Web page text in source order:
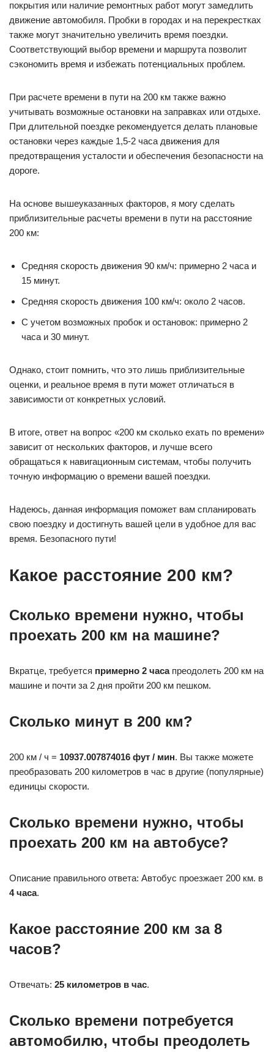
покрытия или наличие ремонтных работ могут замедлить
движение автомобиля. Пробки в городах и на перекрестках
также могут значительно увеличить время поездки.
Соответствующий выбор времени и маршрута позволит
сэкономить время и избежать потенциальных проблем.
При расчете времени в пути на 200 км также важно
учитывать возможные остановки на заправках или отдыхе.
При длительной поездке рекомендуется делать плановые
остановки через каждые 1,5-2 часа движения для
предотвращения усталости и обеспечения безопасности на
дороге.
На основе вышеуказанных факторов, я могу сделать
приблизительные расчеты времени в пути на расстояние
200 км:
Средняя скорость движения 90 км/ч: примерно 2 часа и
15 минут.
Средняя скорость движения 100 км/ч: около 2 часов.
С учетом возможных пробок и остановок: примерно 2
часа и 30 минут.
Однако, стоит помнить, что это лишь приблизительные
оценки, и реальное время в пути может отличаться в
зависимости от конкретных условий.
В итоге, ответ на вопрос «200 км сколько ехать по времени»
зависит от нескольких факторов, и лучше всего
обращаться к навигационным системам, чтобы получить
точную информацию о времени вашей поездки.
Надеюсь, данная информация поможет вам спланировать
свою поездку и достигнуть вашей цели в удобное для вас
время. Безопасного пути!
Какое расстояние 200 км?
Сколько времени нужно, чтобы
проехать 200 км на машине?
Вкратце, требуется примерно 2 часапреодолеть 200 км на
машине и почти за 2 дня пройти 200 км пешком.
Сколько минут в 200 км?
200 км / ч = 10937.007874016 фут / мин. Вы также можете
преобразовать 200 километров в час в другие (популярные)
единицы скорости.
Сколько времени нужно, чтобы
проехать 200 км на автобусе?
Описание правильного ответа: Автобус проезжает 200 км. в
4 часа.
Какое расстояние 200 км за 8
часов?
Отвечать: 25 километров в час.
Сколько времени потребуется
автомобилю, чтобы преодолеть